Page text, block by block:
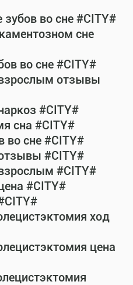
зубов во сне #CITY#
сне
во сне #CITY#
взрослым отзывы
#CITY#
сна #CITY#
во сне #CITY#
#CITY#
#CITY#
#CITY#
ход
цена